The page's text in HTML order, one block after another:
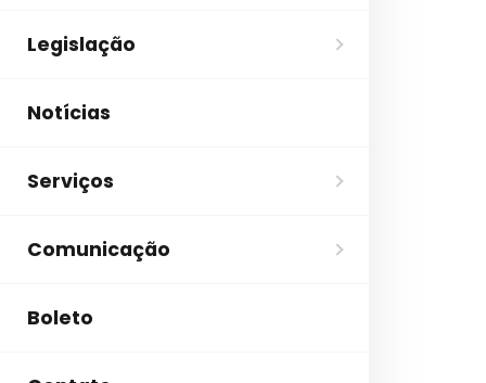
Legislação
Notícias
Serviços
Comunicação
Boleto